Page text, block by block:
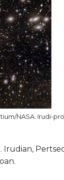
NASA. Irudi-
. Irudian,